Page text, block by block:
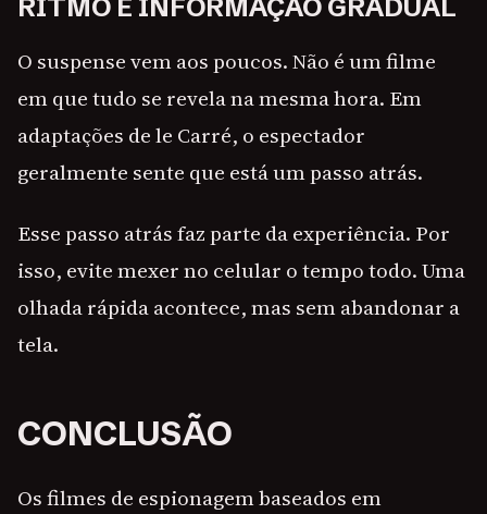
RITMO E INFORMAÇÃO GRADUAL
O suspense vem aos poucos. Não é um filme
em que tudo se revela na mesma hora. Em
adaptações de le Carré, o espectador
geralmente sente que está um passo atrás.
Esse passo atrás faz parte da experiência. Por
isso, evite mexer no celular o tempo todo. Uma
olhada rápida acontece, mas sem abandonar a
tela.
CONCLUSÃO
Os filmes de espionagem baseados em